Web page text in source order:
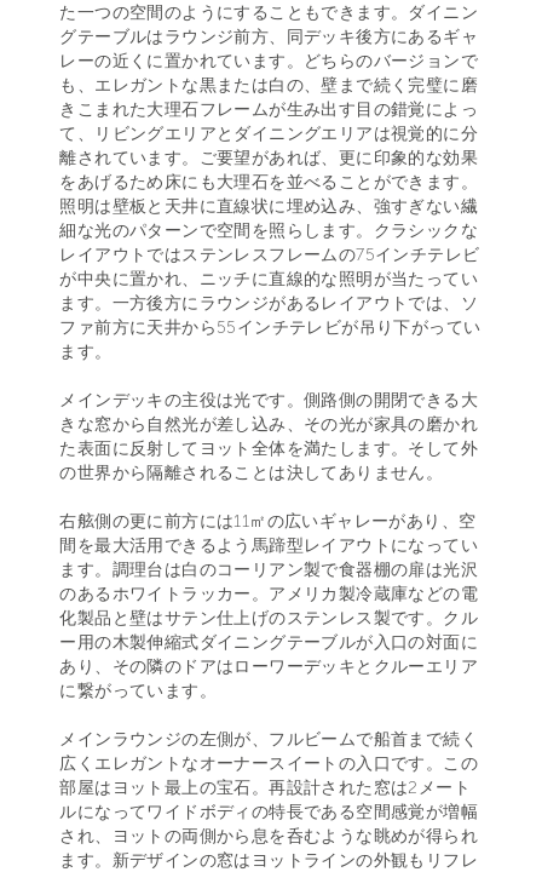
た一つの空間のようにすることもできます。ダイニン
グテーブルはラウンジ前方、同デッキ後方にあるギャ
レーの近くに置かれています。どちらのバージョンで
も、エレガントな黒または白の、壁まで続く完璧に磨
きこまれた大理石フレームが生み出す目の錯覚によっ
て、リビングエリアとダイニングエリアは視覚的に分
離されています。ご要望があれば、更に印象的な効果
をあげるため床にも大理石を並べることができます。
照明は壁板と天井に直線状に埋め込み、強すぎない繊
細な光のパターンで空間を照らします。クラシックな
レイアウトではステンレスフレームの75インチテレビ
が中央に置かれ、ニッチに直線的な照明が当たってい
ます。一方後方にラウンジがあるレイアウトでは、ソ
ファ前方に天井から55インチテレビが吊り下がってい
ます。
メインデッキの主役は光です。側路側の開閉できる大
きな窓から自然光が差し込み、その光が家具の磨かれ
た表面に反射してヨット全体を満たします。そして外
の世界から隔離されることは決してありません。
右舷側の更に前方には11㎡の広いギャレーがあり、空
間を最大活用できるよう馬蹄型レイアウトになってい
ます。調理台は白のコーリアン製で食器棚の扉は光沢
のあるホワイトラッカー。アメリカ製冷蔵庫などの電
化製品と壁はサテン仕上げのステンレス製です。クル
ー用の木製伸縮式ダイニングテーブルが入口の対面に
あり、その隣のドアはローワーデッキとクルーエリア
に繋がっています。
メインラウンジの左側が、フルビームで船首まで続く
広くエレガントなオーナースイートの入口です。この
部屋はヨット最上の宝石。再設計された窓は2メート
ルになってワイドボディの特長である空間感覚が増幅
され、ヨットの両側から息を呑むような眺めが得られ
ます。新デザインの窓はヨットラインの外観もリフレ